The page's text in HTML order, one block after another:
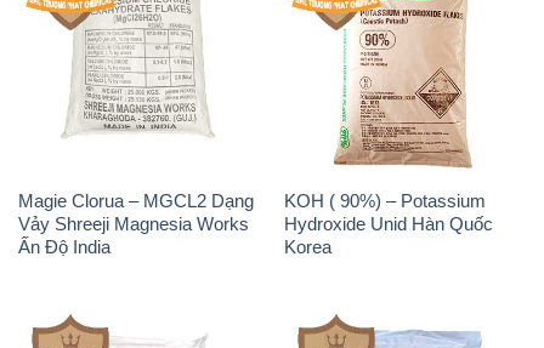
Magie Clorua – MGCL2 Dạng
Vảy Shreeji Magnesia Works
Ấn Độ India
KOH ( 90%) – Potassium
Hydroxide Unid Hàn Quốc
Korea